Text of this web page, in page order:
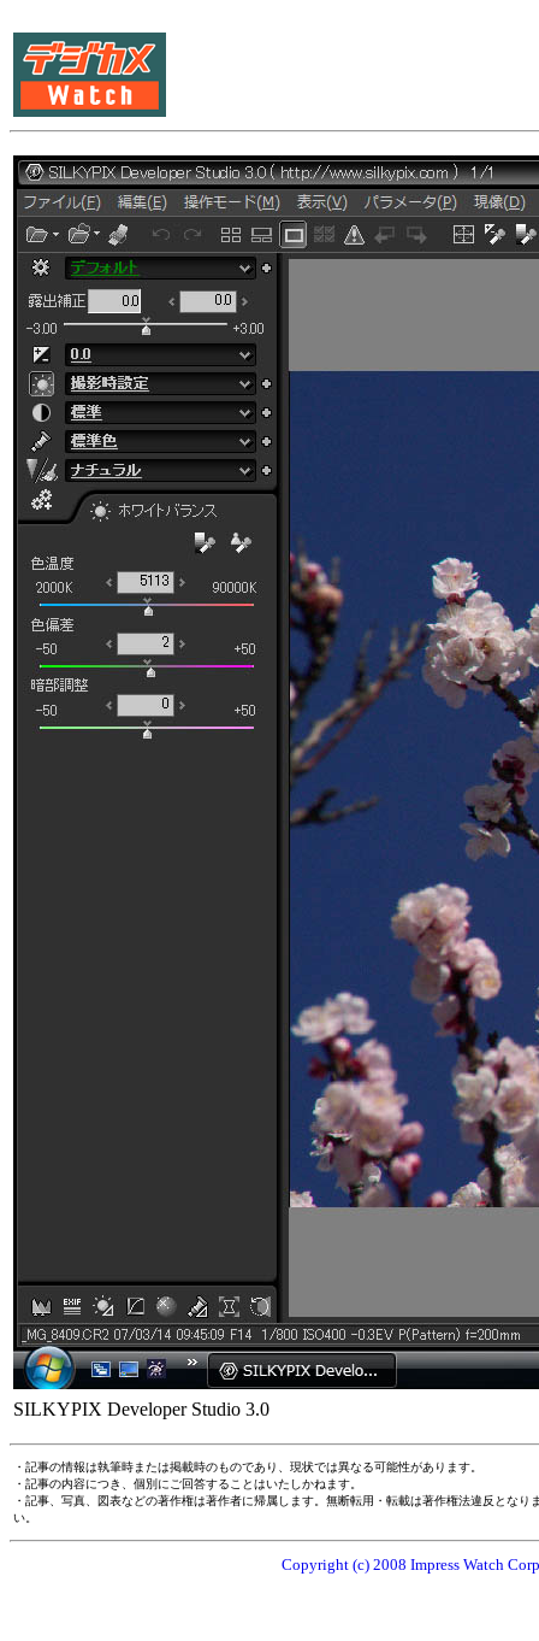
SILKYPIX Developer Studio 3.0
・記事の情報は執筆時または掲載時のものであり、現状では異なる可能性があります。
・記事の内容につき、個別にご回答することはいたしかねます。
・記事、写真、図表などの著作権は著作者に帰属します。無断転用・転載は著作権法違反とな
い。
Copyright (c) 2008 Impress Watch